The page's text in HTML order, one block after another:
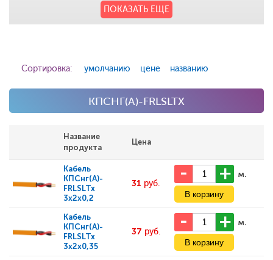
ПОКАЗАТЬ ЕЩЕ
Сортировка: умолчанию цене названию
КПСНГ(А)-FRLSLTX
Название
продукта
Цена
Кабель
КПСнг(А)-
FRLSLTx
3x2x0,2
31 руб.
м.
Кабель
КПСнг(А)-
FRLSLTx
3x2x0,35
37 руб.
м.